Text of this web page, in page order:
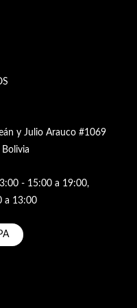
y Julio Arauco #1069
- 15:00 a 19:00,
a 13:00